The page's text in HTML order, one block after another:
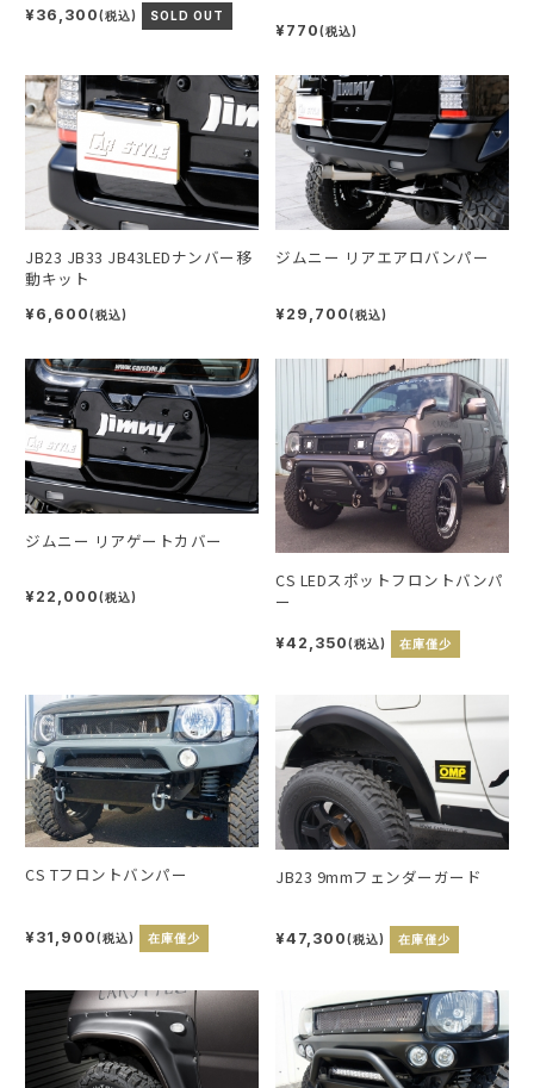
¥36,300(税込) SOLD OUT
¥770(税込)
JB23 JB33 JB43LEDナンバー移
動キット
¥6,600(税込)
ジムニー リアエアロバンパー
¥29,700(税込)
ジムニー リアゲートカバー
¥22,000(税込)
CS LEDスポットフロントバンパ
ー
¥42,350(税込) 在庫僅少
CS Tフロントバンパー
¥31,900(税込) 在庫僅少
JB23 9mmフェンダーガード
¥47,300(税込) 在庫僅少